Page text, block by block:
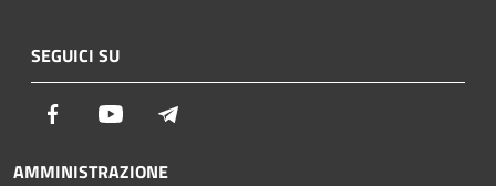
SEGUICI SU
Facebook Youtube
AMMINISTRAZIONE